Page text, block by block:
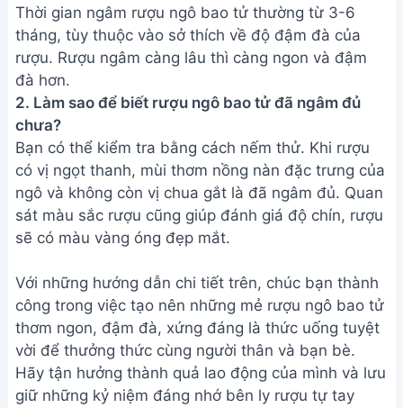
Thời gian ngâm rượu ngô bao tử thường từ 3-6
tháng, tùy thuộc vào sở thích về độ đậm đà của
rượu. Rượu ngâm càng lâu thì càng ngon và đậm
đà hơn.
2. Làm sao để biết rượu ngô bao tử đã ngâm đủ
chưa?
Bạn có thể kiểm tra bằng cách nếm thử. Khi rượu
có vị ngọt thanh, mùi thơm nồng nàn đặc trưng của
ngô và không còn vị chua gắt là đã ngâm đủ. Quan
sát màu sắc rượu cũng giúp đánh giá độ chín, rượu
sẽ có màu vàng óng đẹp mắt.
Với những hướng dẫn chi tiết trên, chúc bạn thành
công trong việc tạo nên những mẻ rượu ngô bao tử
thơm ngon, đậm đà, xứng đáng là thức uống tuyệt
vời để thưởng thức cùng người thân và bạn bè.
Hãy tận hưởng thành quả lao động của mình và lưu
giữ những kỷ niệm đáng nhớ bên ly rượu tự tay